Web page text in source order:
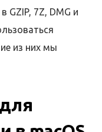
GZIP, 7Z, DMG и
из них мы